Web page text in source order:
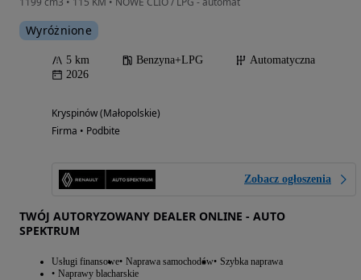
Wyróżnione
5 km Benzyna+LPG
Automatyczna
2026
Kryspinów (Małopolskie)
Firma • Podbite
Zobacz ogłoszenia
TWÓJ AUTORYZOWANY DEALER ONLINE - AUTO
SPEKTRUM
Usługi finansowe Naprawa samochodów Szybka naprawa
Naprawy blacharskie